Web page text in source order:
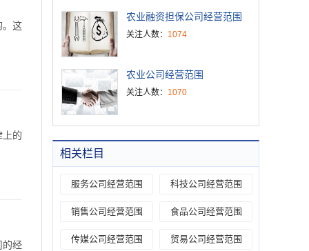
。这
上的
的经
农业融资担保公司经营范围
关注人数： 1074
农业公司经营范围
关注人数： 1070
相关栏目
服务公司经营范围 科技公司经营范围
销售公司经营范围 食品公司经营范围
传媒公司经营范围 贸易公司经营范围